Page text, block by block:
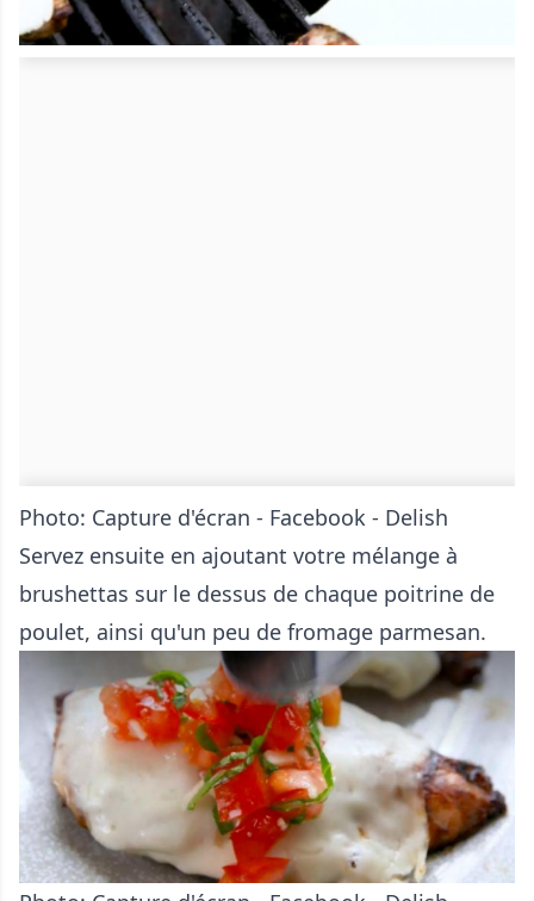
Photo: Capture d'écran - Facebook - Delish
Servez ensuite en ajoutant votre mélange à
brushettas sur le dessus de chaque poitrine de
poulet, ainsi qu'un peu de fromage parmesan.